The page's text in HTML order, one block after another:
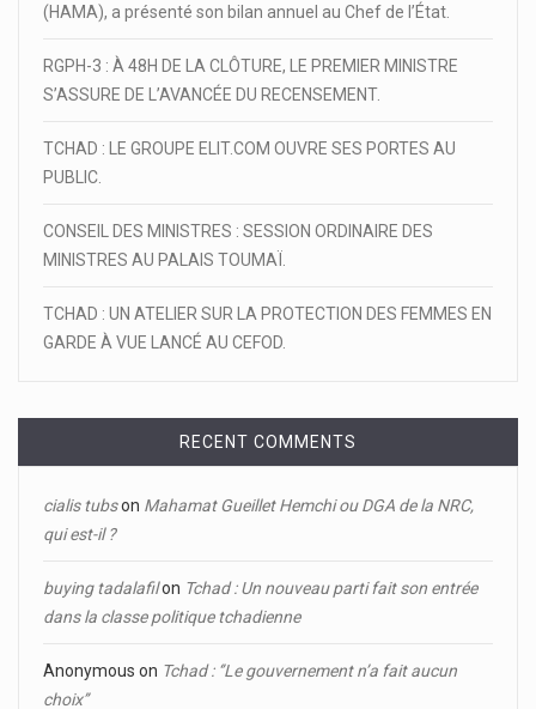
(HAMA), a présenté son bilan annuel au Chef de l’État.
RGPH-3 : À 48H DE LA CLÔTURE, LE PREMIER MINISTRE
S’ASSURE DE L’AVANCÉE DU RECENSEMENT.
TCHAD : LE GROUPE ELIT.COM OUVRE SES PORTES AU
PUBLIC.
CONSEIL DES MINISTRES : SESSION ORDINAIRE DES
MINISTRES AU PALAIS TOUMAÏ.
TCHAD : UN ATELIER SUR LA PROTECTION DES FEMMES EN
GARDE À VUE LANCÉ AU CEFOD.
RECENT COMMENTS
cialis tubson Mahamat Gueillet Hemchi ou DGA de la NRC,
qui est-il ?
buying tadalafilon Tchad : Un nouveau parti fait son entrée
dans la classe politique tchadienne
Anonymous on Tchad : ‘’Le gouvernement n’a fait aucun
choix’’